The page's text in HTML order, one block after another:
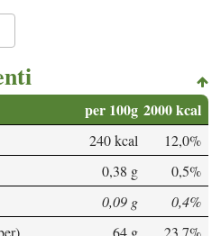
per 100g 2000 kcal
240 kcal
12,0%
0,38 g
0,5%
0,09 g
0,4%
64 g
23,7%